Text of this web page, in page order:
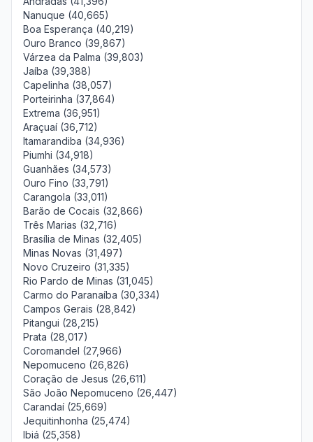
Nanuque (40,665)
Boa Esperança (40,219)
Ouro Branco (39,867)
Várzea da Palma (39,803)
Jaíba (39,388)
Capelinha (38,057)
Porteirinha (37,864)
Extrema (36,951)
Araçuaí (36,712)
Itamarandiba (34,936)
Piumhi (34,918)
Guanhães (34,573)
Ouro Fino (33,791)
Carangola (33,011)
Barão de Cocais (32,866)
Três Marias (32,716)
Brasília de Minas (32,405)
Minas Novas (31,497)
Novo Cruzeiro (31,335)
Rio Pardo de Minas (31,045)
Carmo do Paranaíba (30,334)
Campos Gerais (28,842)
Pitangui (28,215)
Prata (28,017)
Coromandel (27,966)
Nepomuceno (26,826)
Coração de Jesus (26,611)
São João Nepomuceno (26,447)
Carandaí (25,669)
Jequitinhonha (25,474)
Ibiá (25,358)